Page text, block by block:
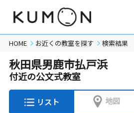
HOME お近くの教室を探す 検索結果
秋田県男鹿市払戸浜
付近の公文式教室
リスト 地図